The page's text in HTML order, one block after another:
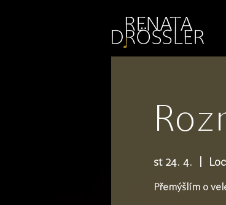
st 24. 4.
Přemýšlím o